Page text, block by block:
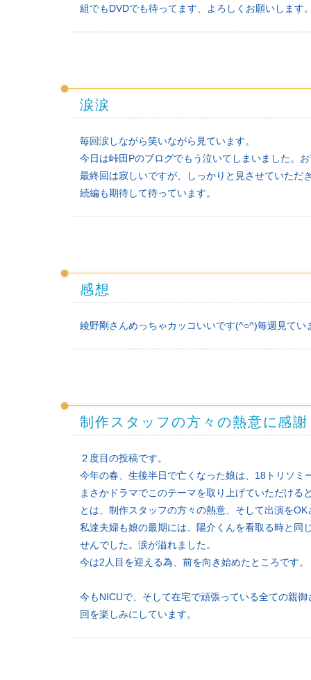
組でもDVDでも待ってます、よろしくお願いします
涙涙
毎回涙しながら笑いながら見ています。
今日は峠田Pのブログでもう泣いてしまいました。
最終回は寂しいですが、しっかりと見させていただ
続編も期待して待っています。
感想
綾野剛さんめっちゃカッコいいです(^○^)毎週見て
制作スタッフの方々の熱意に感謝
２度目の投稿です。
今年の春、生後半日で亡くなった娘は、18トリソミ
まさかドラマでこのテーマを取り上げていただけ
とは、制作スタッフの方々の熱意、そして出演を
私達夫婦も娘の最期には、陽介くんを看取る時と同
せんでした。涙が溢れました。
今は2人目を迎える為、前を向き始めたところです。
今もNICUで、そして在宅で頑張っている全ての親
回を楽しみにしています。